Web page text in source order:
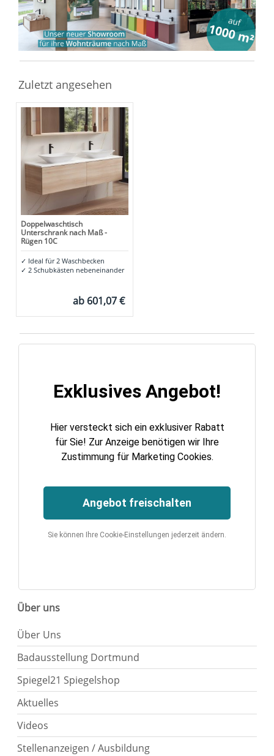
Zuletzt angesehen
Doppelwaschtisch
Unterschrank nach Maß -
Rügen 10C
✓ Ideal für 2 Waschbecken
✓ 2 Schubkästen nebeneinander
ab 601,07 €
Exklusives Angebot!
Hier versteckt sich ein exklusiver Rabatt
für Sie! Zur Anzeige benötigen wir Ihre
Zustimmung für Marketing Cookies.
Angebot freischalten
Sie können Ihre Cookie-Einstellungen jederzeit ändern.
Über uns
Über Uns
Badausstellung Dortmund
Spiegel21 Spiegelshop
Aktuelles
Videos
Stellenanzeigen / Ausbildung